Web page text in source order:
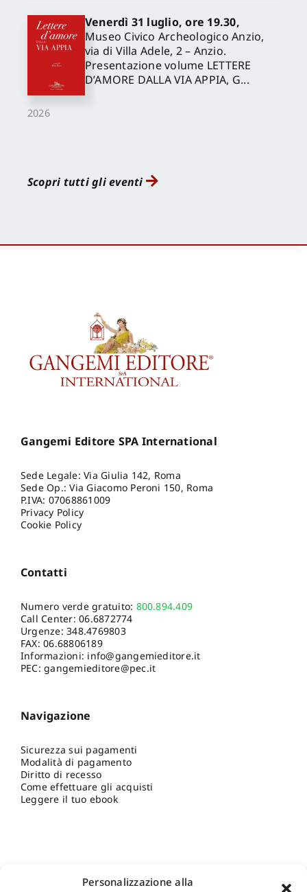
Personalizzazione alla
2026
Venerdì 31 luglio, ore 19.30,
Museo Civico Archeologico Anzio,
via di Villa Adele, 2 – Anzio.
Presentazione volume LETTERE
D’AMORE DALLA VIA APPIA, G...
Scopri tutti gli eventi
Gangemi Editore SPA International
Sede Legale: Via Giulia 142, Roma
Sede Op.: Via Giacomo Peroni 150, Roma
P.IVA: 07068861009
Privacy Policy
Cookie Policy
Contatti
Numero verde gratuito: 800.894.409
Call Center:06.6872774
Urgenze:348.4769803
FAX: 06.68806189
Informazioni: info@gangemieditore.it
PEC: gangemieditore@pec.it
Navigazione
Sicurezza sui pagamenti
Modalità di pagamento
Diritto di recesso
Come effettuare gli acquisti
Leggere il tuo ebook